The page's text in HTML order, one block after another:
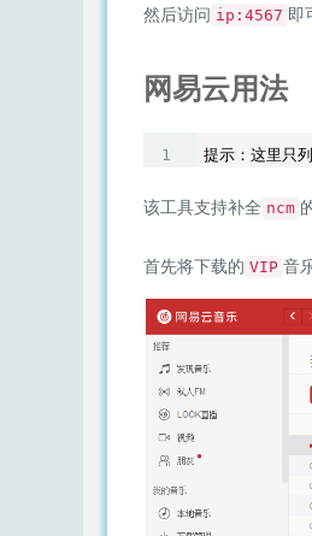
然后访问 ip:4567 即
网易云用法
该工具支持补全 ncm
首先将下载的 VIP 音